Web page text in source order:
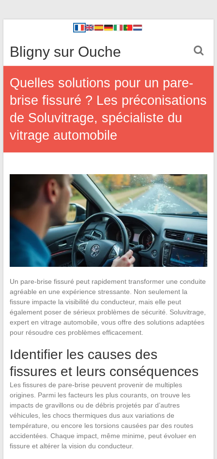
Bligny sur Ouche
Quelles solutions pour un pare-
brise fissuré ? Les préconisations
de Soluvitrage, spécialiste du
vitrage automobile
Un pare-brise fissuré peut rapidement transformer une conduite
agréable en une expérience stressante. Non seulement la
fissure impacte la visibilité du conducteur, mais elle peut
également poser de sérieux problèmes de sécurité. Soluvitrage,
expert en vitrage automobile, vous offre des solutions adaptées
pour résoudre ces problèmes efficacement.
Identifier les causes des
fissures et leurs conséquences
Les fissures de pare-brise peuvent provenir de multiples
origines. Parmi les facteurs les plus courants, on trouve les
impacts de gravillons ou de débris projetés par d’autres
véhicules, les chocs thermiques dus aux variations de
température, ou encore les torsions causées par des routes
accidentées. Chaque impact, même minime, peut évoluer en
fissure et altérer la vision du conducteur.